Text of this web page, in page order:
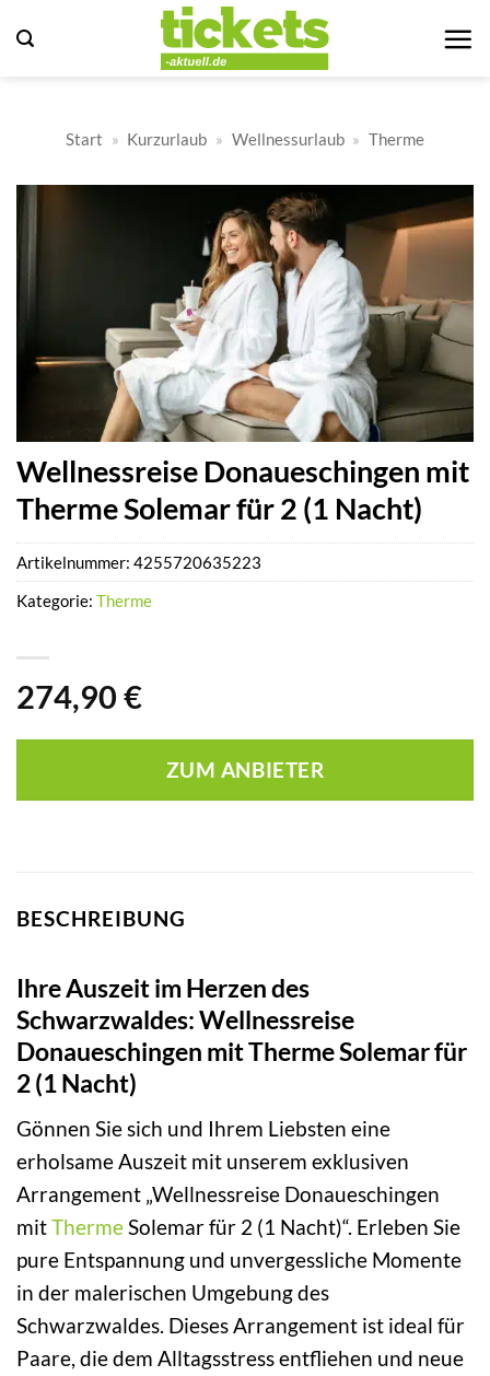
Inhalt
Start » Kurzurlaub » Wellnessurlaub » Therme
Wellnessreise Donaueschingen mit
Therme Solemar für 2 (1 Nacht)
274,90 €
ZUM ANBIETER
Artikelnummer: 4255720635223
Kategorie: Therme
BESCHREIBUNG
Ihre Auszeit im Herzen des
Schwarzwaldes: Wellnessreise
Donaueschingen mit Therme Solemar für
2 (1 Nacht)
Gönnen Sie sich und Ihrem Liebsten eine
erholsame Auszeit mit unserem exklusiven
Arrangement „Wellnessreise Donaueschingen
mitTherme Solemar für 2 (1 Nacht)“. Erleben Sie
pure Entspannung und unvergessliche Momente
in der malerischen Umgebung des
Schwarzwaldes. Dieses Arrangement ist ideal für
Paare, die dem Alltagsstress entfliehen und neue